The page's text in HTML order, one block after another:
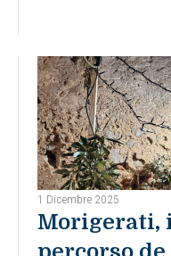
1 Dicembre 2025
Morigerati,